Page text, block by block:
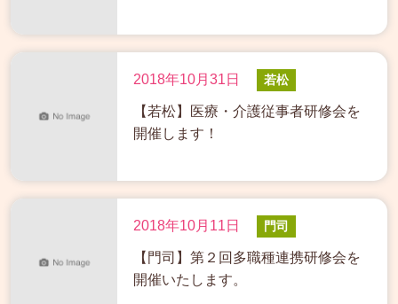
2018年10月31日 若松
【若松】医療・介護従事者研修会を
開催します！
2018年10月11日 門司
【門司】第２回多職種連携研修会を
開催いたします。